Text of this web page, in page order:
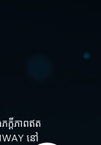
ក្ដីភាពឥត
នៅ